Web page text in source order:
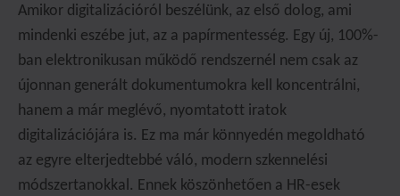
Amikor digitalizációról beszélünk, az első dolog, ami
mindenki eszébe jut, az a papírmentesség. Egy új, 100%-
ban elektronikusan működő rendszernél nem csak az
újonnan generált dokumentumokra kell koncentrálni,
hanem a már meglévő, nyomtatott iratok
digitalizációjára is. Ez ma már könnyedén megoldható
az egyre elterjedtebbé váló, modern szkennelési
módszertanokkal. Ennek köszönhetően a HR-esek